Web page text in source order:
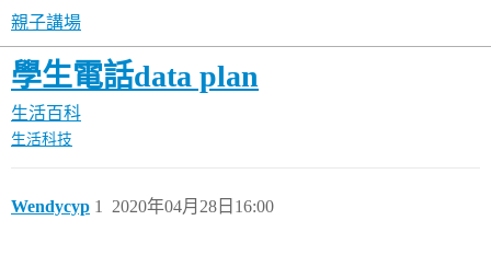
親子講場
學生電話data plan
生活百科
生活科技
Wendycyp 2020年04月28日16:00
1